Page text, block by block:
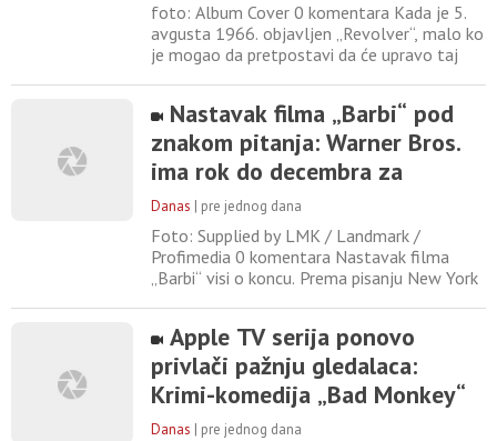
foto: Album Cover 0 komentara Kada je 5.
avgusta 1966. objavljen „Revolver“, malo ko
je mogao da pretpostavi da će upravo taj
prekretnica u istoriji popularne muzike. Dok
će godinu dana kasnije „Sgt. Pepper’s Lonely
Hearts Club Band“ postati simbol „Leta
ljubavi“ i ući u opštu kulturu kao možda
njihovo najpoznatije
Nastavak filma „Barbi“ pod
znakom pitanja: Warner Bros.
ima rok do decembra za
dogovor
Danas | pre jednog dana
Foto: Supplied by LMK / Landmark /
Profimedia 0 komentara Nastavak filma
„Barbi“ visi o koncu. Prema pisanju New York
glumicom Margo Robi, njenim kolegom
Rajanom Goslingom i rediteljkom i
koscenaristkinjom Gretom Gervig. Ukoliko se
do tada ne postigne sporazum, prava
Apple TV serija ponovo
privlači pažnju gledalaca:
Krimi-komedija „Bad Monkey“
vratila se na liste najgledanijih
Danas | pre jednog dana